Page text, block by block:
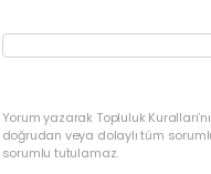
Yorum yazarak Topluluk
doğrudan veya dolaylı tüm
sorumlu tutulamaz.